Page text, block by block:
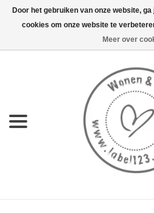
KEUKEN
Door het gebruiken van onze website,
cookies om onze website te
Meer over